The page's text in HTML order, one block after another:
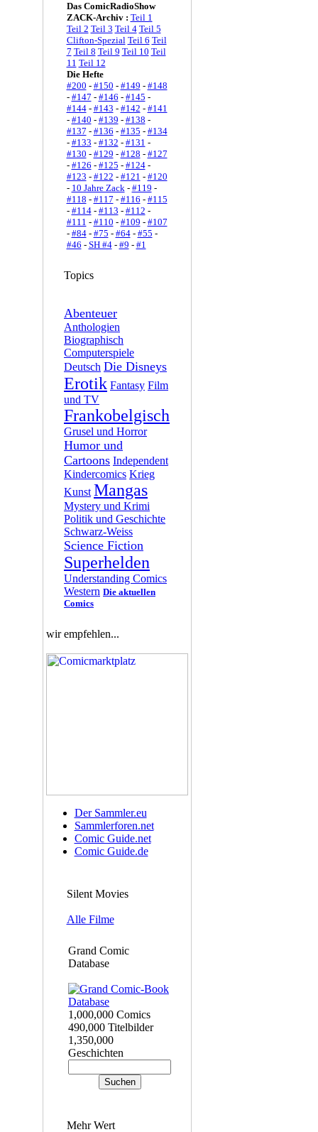
Das ComicRadioShow
ZACK-Archiv : Teil 1
Teil 2 Teil 3 Teil 4 Teil 5
Clifton-Spezial Teil 6 Teil
7 Teil 8 Teil 9 Teil 10 Teil
11 Teil 12
Die Hefte
#200 - #150 - #149 - #148
- #147 - #146 - #145 -
#144- #143 - #142 - #141
- #140 - #139 - #138 -
#137 - #136 - #135 - #134
- #133 - #132 - #131 -
#130 - #129 - #128 - #127
- #126 - #125 - #124-
#123 - #122 - #121 - #120
- 10 Jahre Zack- #119 -
#118 - #117 - #116 - #115
- #114- #113 - #112 -
#111 - #110 - #109 - #107
- #84- #75 - #64- #55 -
#46 - SH #4- #9 - #1
Topics
Abenteuer
Anthologien
Biographisch
Computerspiele
Deutsch Die Disneys
Erotik Fantasy Film
und TV
Frankobelgisch
Grusel und Horror
Humor und
Cartoons Independent
Kindercomics Krieg
Kunst Mangas
Mystery und Krimi
Politik und Geschichte
Schwarz-Weiss
Science Fiction
Superhelden
Understanding Comics
Western Die aktuellen
Comics
wir empfehlen...
Der Sammler.eu
Sammlerforen.net
Comic Guide.net
Comic Guide.de
Silent Movies
Alle Filme
Grand Comic
Database
1,000,000 Comics
490,000 Titelbilder
1,350,000
Geschichten
Mehr Wert